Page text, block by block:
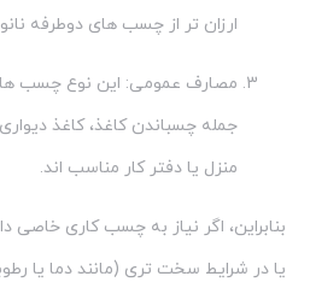
ارزان تر از چسب های دوطرفه
مصارف عمومی: این نوع چسب ها
جمله چسباندن کاغذ، کاغذ
منزل یا دفتر کار مناسب اند.
بنابراین، اگر نیاز به چسب کاری خاصی
یا در شرایط سخت تری (مانند دما یا